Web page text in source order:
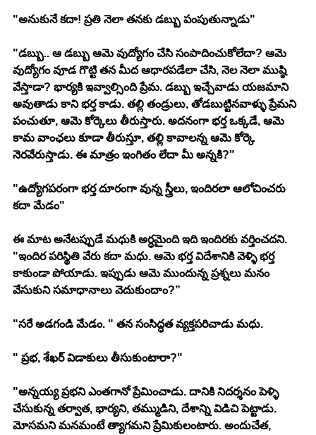
"అనుకునే కదా! ప్రతి నెలా తనకు డబ్బు పంపుతున్నాడు"
"డబ్బు.. ఆ డబ్బు ఆమె వుద్యోగం చేసి సంపాదించుకోలేదా? ఆమె
వుద్యోగం వూడ గొట్టి తన మీద ఆధారపడేలా చేసి, నెల నెలా ముష్ఠి
వేస్తాడా? భార్యకి ఇవ్వాల్సింది ప్రేమ. డబ్బు ఇచ్చేవాడు యజమాని
అవుతాడు కాని భర్త కాడు. తల్లి తండ్రులు, తోడబుట్టినవాళ్ళు ప్రేమని
పంచుతూ, ఆమె కోర్కెలు తీరుస్తారు. అదనంగా భర్త ఒక్కడే, ఆమె
కామ వాంఛలు కూడా తీరుస్తూ, తల్లి కావాలన్న ఆమె కోర్కె
నెరవేరుస్తాడు. ఈ మాత్రం ఇంగితం లేదా మీ అన్నకి?"
"ఉద్యోగపరంగా భర్త దూరంగా వున్న స్త్రీలు, ఇందిరలా ఆలోచించరు
కదా మేడం"
ఈ మాట అనేటప్పుడే మధుకి అర్ధమైంది ఇది ఇందిరకు వర్తించదని.
"ఇందిర పరిస్థితి వేరు కదా మధు. ఆమె భర్త విదేశానికి వెళ్ళి భర్త
కాకుండా పోయాడు. ఇప్పుడు ఆమె ముందున్న ప్రశ్నలు మనం
వేసుకుని సమాధానాలు వెదుకుందాం?”
"సరే అడగండి మేడం. " తన సంసిద్ధత వ్యక్తపరిచాడు మధు.
" ప్రభ, శేఖర్ విడాకులు తీసుకుంటారా?"
"అన్నయ్య ప్రభని ఎంతగానో ప్రేమించాడు. దానికి నిదర్శనం పెళ్ళి
చేసుకున్న తర్వాత, భార్యని, తమ్ముడిని, దేశాన్ని విడిచి పెట్టాడు.
మోసమని మనమంటే త్యాగమని ప్రేమికులంటారు. అందుచేత,